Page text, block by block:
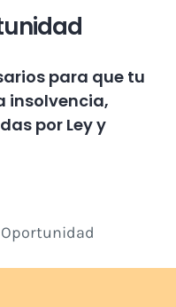
para que tu
insolvencia,
por Ley y